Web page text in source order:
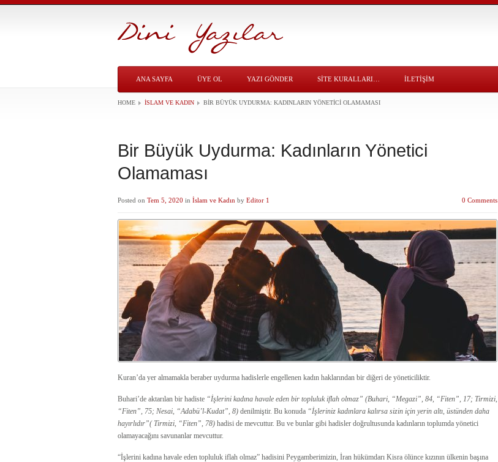
ANA SAYFA ÜYE OL YAZI GÖNDER SITE KURALLARI… İLETİŞİM
HOME İSLAM VE KADIN BIR BÜYÜK UYDURMA: KADINLARIN YÖNETICI OLAMAMASI
Bir Büyük Uydurma: Kadınların Yönetici
Olamaması
Posted on Tem 5, 2020 in İslam ve Kadın by Editor 1 0 Comments
Kuran’da yer almamakla beraber uydurma hadislerle engellenen kadın haklarından bir diğeri de yöneticiliktir.
Buhari’de aktarılan bir hadiste “İşlerini kadına havale eden bir topluluk iflah olmaz” (Buhari, “Megazi”, 84, “Fiten”, 17; Tirmizi,
“Fiten”, 75; Nesai, “Adabü’l-Kudat”, 8) denilmiştir. Bu konuda “İşleriniz kadınlara kalırsa sizin için yerin altı, üstünden daha
hayırlıdır”( Tirmizi, “Fiten”, 78) hadisi de mevcuttur. Bu ve bunlar gibi hadisler doğrultusunda kadınların toplumda yönetici
olamayacağını savunanlar mevcuttur.
“İşlerini kadına havale eden topluluk iflah olmaz” hadisini Peygamberimizin, İran hükümdarı Kisra ölünce kızının ülkenin başına